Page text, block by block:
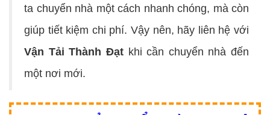
ta chuyển nhà một cách nhanh chóng, mà còn
giúp tiết kiệm chi phí. Vậy nên, hãy liên hệ với
Vận Tải Thành Đạtkhi cần chuyển nhà đến
một nơi mới.